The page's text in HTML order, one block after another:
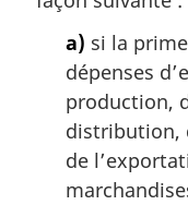
a) si la
dépenses
production,
distribution,
de